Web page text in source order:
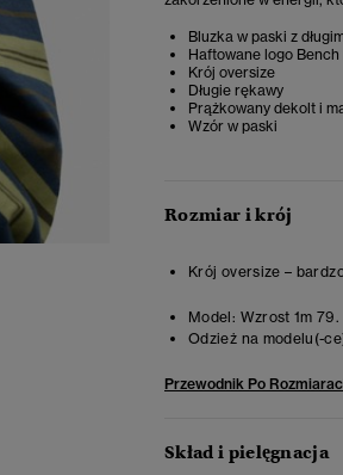
Bluzka w paski z
Haftowane logo
Krój oversize
Długie rękawy
Prążkowany dekolt i
Wzór w paski
Rozmiar i krój
Krój oversize –
Model: Wzrost 1m
Odzież na modelu(-
Przewodnik Po
Skład i pielęgnacja